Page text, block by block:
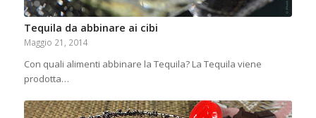
Tequila da abbinare ai cibi
Maggio 21, 2014
Con quali alimenti abbinare la Tequila? La Tequila viene
prodotta…